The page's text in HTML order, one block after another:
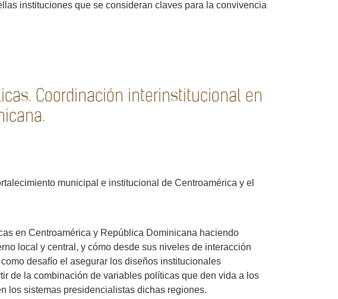
instituciones que se consideran claves para la convivencia
Coordinación interinstitucional en
municipal e institucional de Centroamérica y el
en Centroamérica y República Dominicana haciendo
local y central, y cómo desde sus niveles de interacción
desafío el asegurar los diseños institucionales
de la combinación de variables políticas que den vida a los
los sistemas presidencialistas dichas regiones.